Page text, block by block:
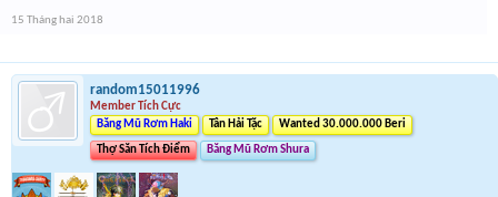
Nay là cả event hôm qua lun nên mỗi giải sẽ có 2 lần
nhé . Tổng 6 slot trúng cho event cuối cùng của năm
15 Tháng hai 2018
random15011996
Member Tích Cực
Băng Mũ Rơm Haki
Tân Hải Tặc Wanted 30.000.000 Beri
Thợ Săn Tích Điểm Băng Mũ Rơm Shura